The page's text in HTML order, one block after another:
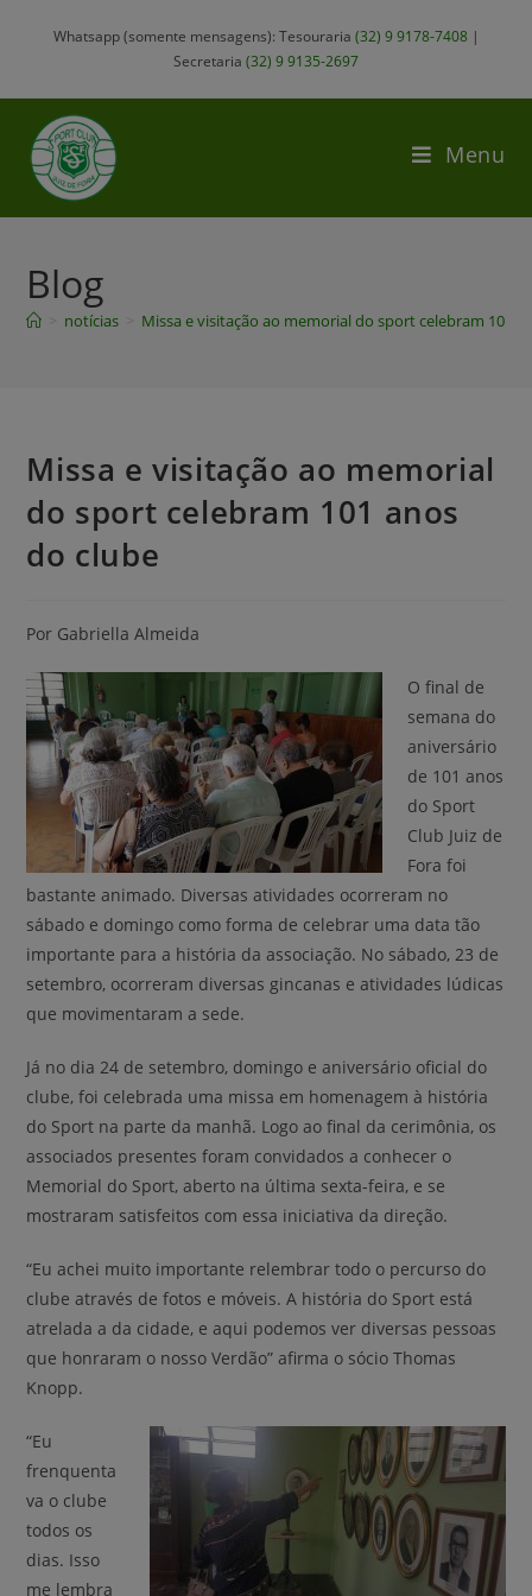
Whatsapp (somente mensagens): Tesouraria (32) 9 9178-7408 |
Secretaria (32) 9 9135-2697
Menu
Blog
notícias Missa e visitação ao memorial do sport celebram 101
Missa e visitação ao memorial
do sport celebram 101 anos
do clube
Por Gabriella Almeida
O final de
semana do
aniversário
de 101 anos
do Sport
Club Juiz de
Fora foi
bastante animado. Diversas atividades ocorreram no
sábado e domingo como forma de celebrar uma data tão
importante para a história da associação. No sábado, 23 de
setembro, ocorreram diversas gincanas e atividades lúdicas
que movimentaram a sede.
Já no dia 24 de setembro, domingo e aniversário oficial do
clube, foi celebrada uma missa em homenagem à história
do Sport na parte da manhã. Logo ao final da cerimônia, os
associados presentes foram convidados a conhecer o
Memorial do Sport, aberto na última sexta-feira, e se
mostraram satisfeitos com essa iniciativa da direção.
“Eu achei muito importante relembrar todo o percurso do
clube através de fotos e móveis. A história do Sport está
atrelada a da cidade, e aqui podemos ver diversas pessoas
que honraram o nosso Verdão” afirma o sócio Thomas
Knopp.
“Eu
frenquenta
va o clube
todos os
dias. Isso
me lembra